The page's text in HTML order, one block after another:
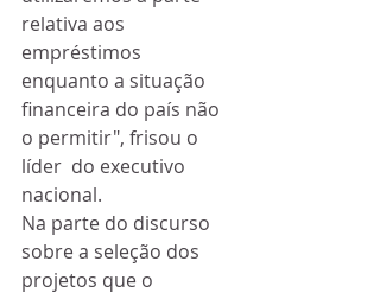
relativa aos
empréstimos
enquanto a situação
financeira do país não
o permitir", frisou o
líder  do executivo
nacional.
Na parte do discurso
sobre a seleção dos
projetos que o